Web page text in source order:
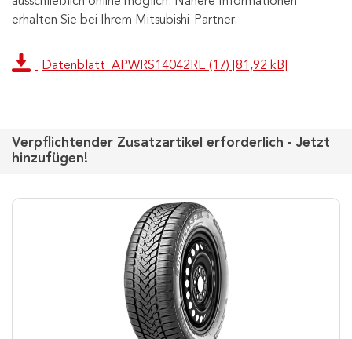
erhalten Sie bei Ihrem Mitsubishi-Partner.
Datenblatt_APWRS14042RE (17) [81,92 kB]
Verpflichtender Zusatzartikel erforderlich - Jetzt
hinzufügen!